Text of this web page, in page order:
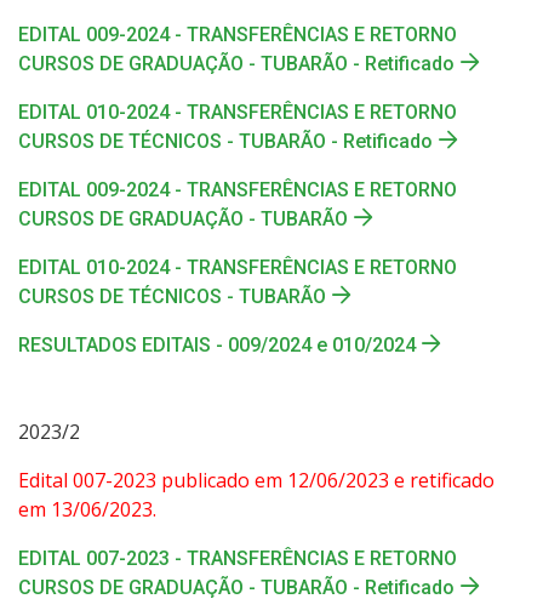
EDITAL 009-2024 - TRANSFERÊNCIAS E RETORNO
CURSOS DE GRADUAÇÃO - TUBARÃO - Retificado
EDITAL 010-2024 - TRANSFERÊNCIAS E RETORNO
CURSOS DE TÉCNICOS - TUBARÃO - Retificado
EDITAL 009-2024 - TRANSFERÊNCIAS E RETORNO
CURSOS DE GRADUAÇÃO - TUBARÃO
EDITAL 010-2024 - TRANSFERÊNCIAS E RETORNO
CURSOS DE TÉCNICOS - TUBARÃO
RESULTADOS EDITAIS - 009/2024 e 010/2024
2023/2
Edital 007-2023 publicado em 12/06/2023 e retificado
em 13/06/2023.
EDITAL 007-2023 - TRANSFERÊNCIAS E RETORNO
CURSOS DE GRADUAÇÃO - TUBARÃO - Retificado